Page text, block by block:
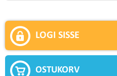
LOGI SISSE
OSTUKORV